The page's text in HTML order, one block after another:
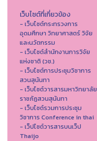
เว็บไซต์ที่เกี่ยวข้อง
- เว็บไซต์กระทรวงการ
อุดมศึกษา วิทยาศาสตร์ วิจัย
และนวัตกรรม
- เว็บไซต์สำนักงานการวิจัย
แห่งชาติ (วช.)
- เว็บไซต์การประชุมวิชาการ
สวนสุนันทา
- เว็บไซต์วารสารมหาวิทยาลัย
ราชภัฏสวนสุนันทา
- เว็บไซต์รวมการประชุม
วิชาการ Conference in thai
- เว็ปไซต์วารสารบนเว็ป
Thaijo